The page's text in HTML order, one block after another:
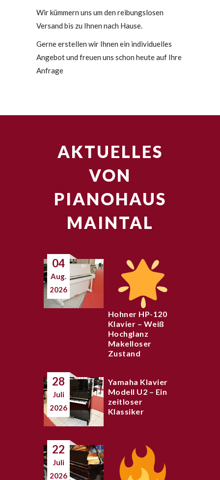
Wir kümmern uns um den reibungslosen
Versand bis zu Ihnen nach Hause.
Gerne erstellen wir Ihnen ein individuelles
Angebot und freuen uns schon heute auf Ihre
Anfrage
AKTUELLES
VON
PIANOHAUS
MAINTAL
04
Aug.
2026
Hohner HP-120
Klavier – Weiß
Hochglanz
Makelloser
Zustand
28
Juli
2026
Yamaha Klavier
Modell U2 – Ein
zeitloser
Klassiker
22
Juli
2026